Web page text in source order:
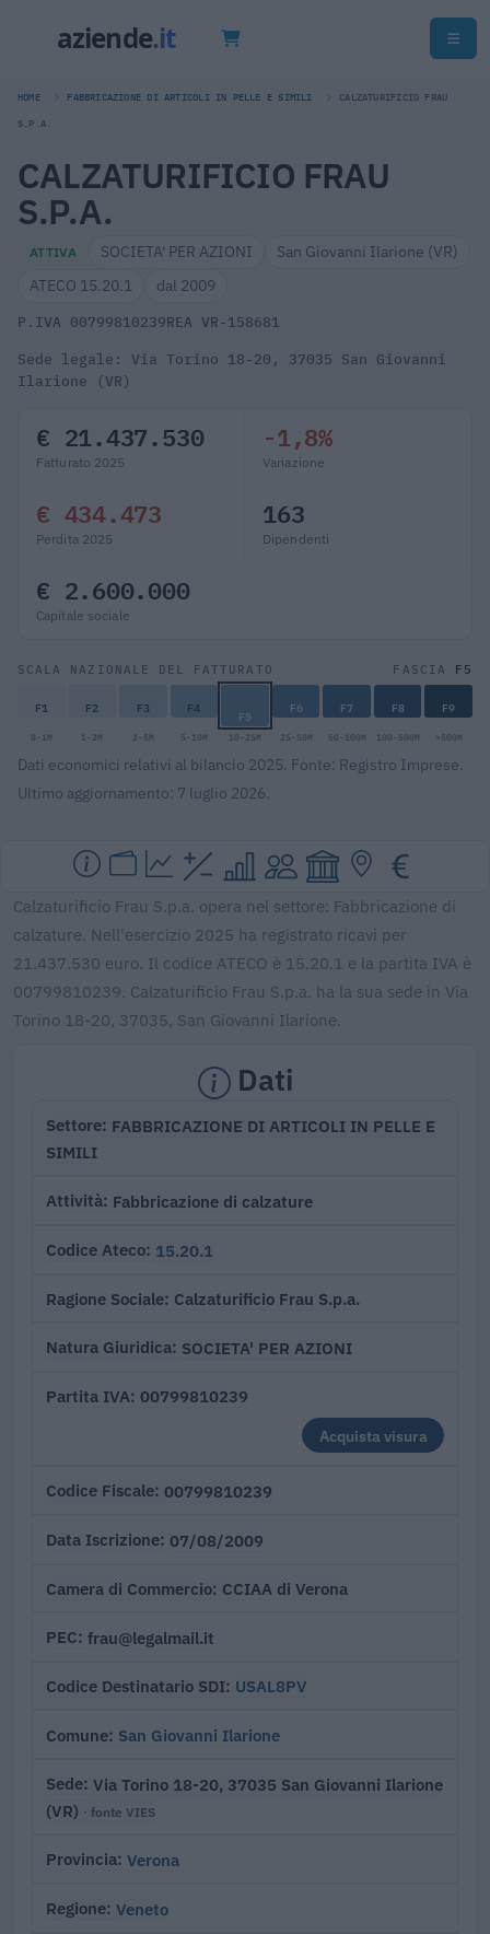
HOME FABBRICAZIONE DI ARTICOLI IN PELLE E SIMILI CALZATURIFICIO FRAU
S.P.A.
CALZATURIFICIO FRAU
S.P.A.
ATTIVA SOCIETA' PER AZIONI
San Giovanni Ilarione (VR)
ATECO 15.20.1
dal 2009
P.IVA 00799810239REA VR-158681
Sede legale: Via Torino 18-20, 37035 San Giovanni
Ilarione (VR)
€ 21.437.530
Fatturato 2025
-1,8%
Variazione
€ 434.473
Perdita 2025
163
Dipendenti
€ 2.600.000
Capitale sociale
SCALA NAZIONALE DEL FATTURATO FASCIA F5
F1 F2 F3 F4 F5 F6 F7 F8 F9
0-1M 1-2M 2-5M 5-10M 10-25M 25-50M 50-100M 100-500M >500M
Dati economici relativi al bilancio 2025. Fonte: Registro Imprese.
Ultimo aggiornamento: 7 luglio 2026.
Calzaturificio Frau S.p.a. opera nel settore: Fabbricazione di
calzature. Nell'esercizio 2025 ha registrato ricavi per
21.437.530 euro. Il codice ATECO è 15.20.1 e la partita IVA è
00799810239. Calzaturificio Frau S.p.a. ha la sua sede in Via
Torino 18-20, 37035, San Giovanni Ilarione.
Dati
Settore FABBRICAZIONE DI ARTICOLI IN PELLE E
SIMILI
Attività Fabbricazione di calzature
Codice Ateco 15.20.1
Ragione Sociale Calzaturificio Frau S.p.a.
Natura Giuridica SOCIETA' PER AZIONI
Partita IVA 00799810239
Acquista visura
Codice Fiscale 00799810239
Data Iscrizione 07/08/2009
Camera di Commercio CCIAA di Verona
PEC frau@legalmail.it
Codice Destinatario SDI USAL8PV
Comune San Giovanni Ilarione
Sede Via Torino 18-20, 37035 San Giovanni Ilarione
(VR) · fonte VIES
Provincia Verona
Regione Veneto